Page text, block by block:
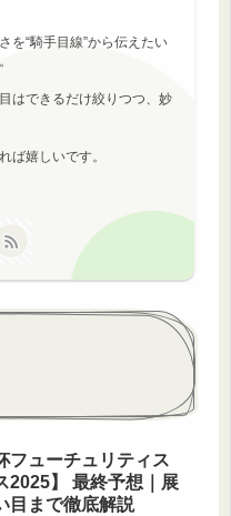
を“騎手目線”から伝えたい
はできるだけ絞りつつ、妙
ば嬉しいです。
フューチュリティス
2025】 最終予想｜展
目まで徹底解説